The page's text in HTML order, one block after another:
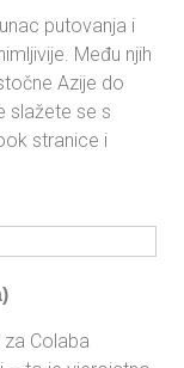
putovanja i
Među njih
Azije do
slažete se s
stranice i
Colaba